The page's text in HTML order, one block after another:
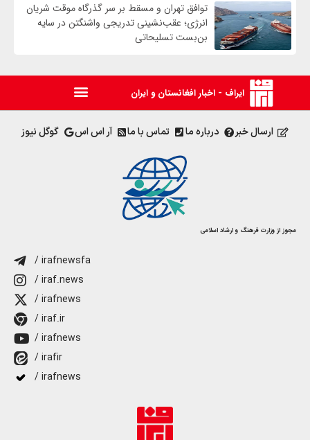
توافق تهران و مسقط بر سر گذرگاه موقت شریان
انرژی؛ عقب‌نشینی تدریجی واشنگتن در سایه
بن‌بست تسلیحاتی
ایراف - اخبار افغانستان و ایران
ارسال خبر درباره ما تماس با ما آر اس اس گوگل نیوز
مجوز از وزارت فرهنگ و ارشاد اسلامی
/ irafnewsfa
/ iraf.news
/ irafnews
/ iraf.ir
/ irafnews
/ irafir
/ irafnews